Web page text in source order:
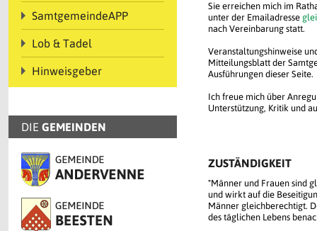
SamtgemeindeAPP
Lob & Tadel
Hinweisgeber
DIE GEMEINDEN
Sie erreichen mich im
unter der Emailadresse
nach Vereinbarung statt.
Veranstaltungshinweise
Mitteilungsblatt der
Ausführungen dieser Seite.
Ich freue mich über
Unterstützung, Kritik und
ZUSTÄNDIGKEIT
"Männer und Frauen sind
und wirkt auf die
Männer gleichberechtigt.
des täglichen Lebens